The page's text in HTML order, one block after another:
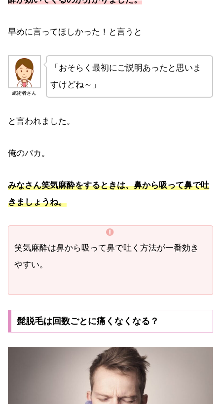
早めに言ってほしかった！と言うと
施術者さん
「おそらく最初にご説明あったと思いま
すけどね～」
と言われました。
俺のバカ。
みなさん笑気麻酔をするときは、鼻から吸って鼻で吐
きましょうね。
笑気麻酔は鼻から吸って鼻で吐く方法が一番効き
やすい。
髭脱毛は回数ごとに痛くなくなる？